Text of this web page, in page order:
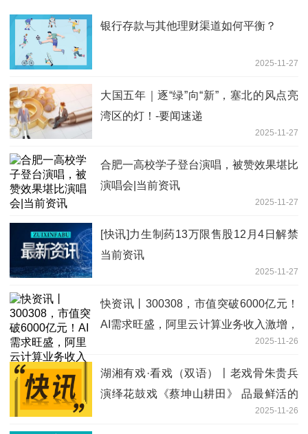
银行存款与其他理财渠道如何平衡？
2025-11-27
大国五年｜逐“绿”向“新”，塞北的风点亮
湾区的灯！-要闻速递
2025-11-27
合肥一高校学子登台演唱，被赞效果堪比
演唱会|当前资讯
2025-11-27
[快讯]力生制药13万限售股12月4日解禁
当前资讯
2025-11-27
快资讯丨300308，市值突破6000亿元！
AI需求旺盛，阿里云计算业务收入激增，
2025-11-26
湖湘有戏·看戏（双语）〡老戏骨朱贵兵
演绎花鼓戏《蔡坤山耕田》 品最鲜活的
2025-11-26